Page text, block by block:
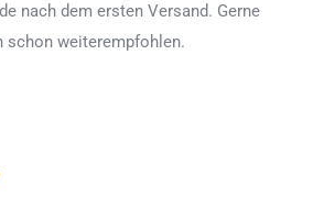
nach dem ersten Versand. Gerne
schon weiterempfohlen.